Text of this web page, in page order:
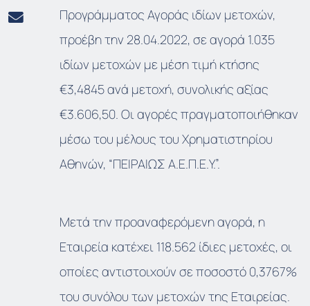
Προγράμματος Αγοράς ιδίων μετοχών,
προέβη την 28.04.2022, σε αγορά 1.035
ιδίων μετοχών με μέση τιμή κτήσης
€3,4845 ανά μετοχή, συνολικής αξίας
€3.606,50. Οι αγορές πραγματοποιήθηκαν
μέσω του μέλους του Χρηματιστηρίου
Αθηνών, “ΠΕΙΡΑΙΩΣ Α.Ε.Π.Ε.Υ.”.
Μετά την προαναφερόμενη αγορά, η
Εταιρεία κατέχει 118.562 ίδιες μετοχές, οι
οποίες αντιστοιχούν σε ποσοστό 0,3767%
του συνόλου των μετοχών της Εταιρείας.